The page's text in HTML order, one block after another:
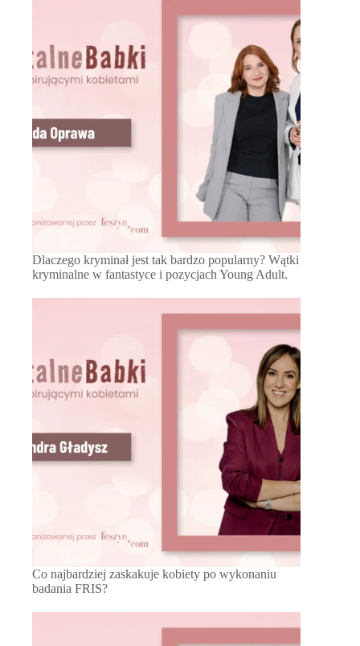
Dlaczego kryminał jest tak bardzo popularny? Wątki
kryminalne w fantastyce i pozycjach Young Adult.
Co najbardziej zaskakuje kobiety po wykonaniu
badania FRIS?